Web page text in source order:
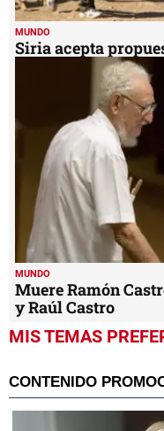
MUNDO
Siria acepta
MUNDO
Muere Ramón
y Raúl Castro
MIS TEMAS